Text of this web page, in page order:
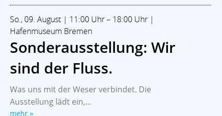
So., 09. August | 11:00 Uhr – 18:00 Uhr |
Hafenmuseum Bremen
Sonderausstellung: Wir
sind der Fluss.
Was uns mit der Weser verbindet. Die
Ausstellung lädt ein,...
mehr »